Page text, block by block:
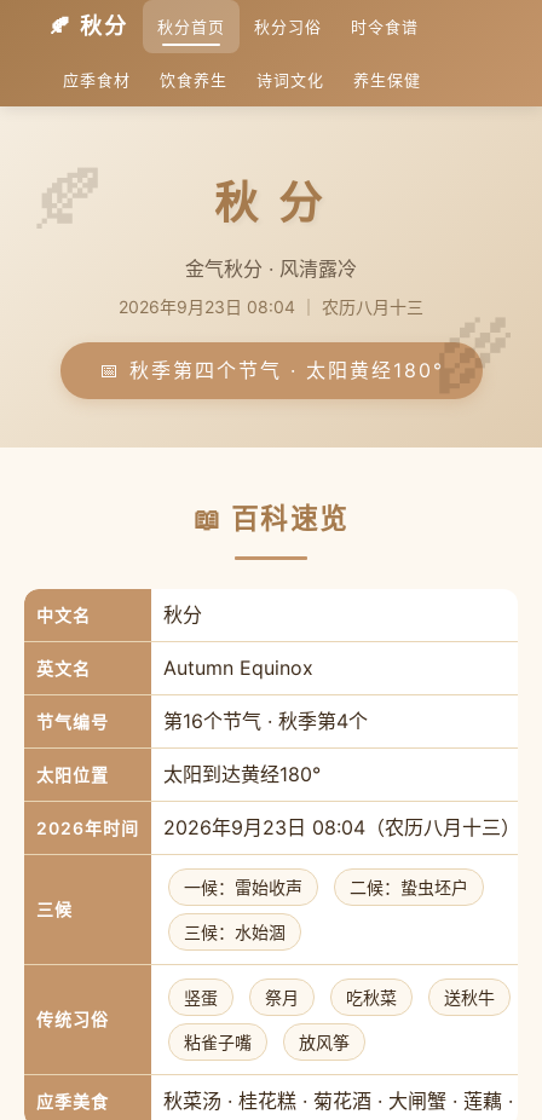
🍂 秋分 秋分首页 秋分习俗 时令食谱
应季食材 饮食养生 诗词文化 养生保健
秋 分
金气秋分 · 风清露冷
2026年9月23日 08:04 ｜ 农历八月十三
📅 秋季第四个节气 · 太阳黄经180°
📖 百科速览
中文名 秋分
英文名 Autumn Equinox
节气编号 第16个节气 · 秋季第4个
太阳位置 太阳到达黄经180°
2026年时间 2026年9月23日 08:04（农历八月十三）
三候
一候：雷始收声 二候：蛰虫坯户
三候：水始涸
传统习俗
竖蛋 祭月 吃秋菜 送秋牛
粘雀子嘴 放风筝
应季美食 秋菜汤 · 桂花糕 · 菊花酒 · 大闸蟹 · 莲藕 ·